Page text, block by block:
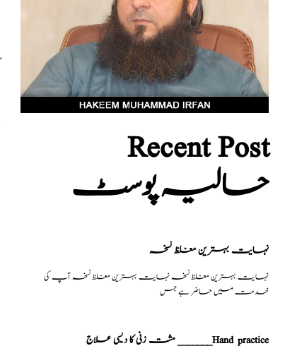
Recent Post
حالیہ پوسٹ
نہایت بہترین مغلظ نسخہ
نہایت بہترین مغلظ نسخہ نہایت بہترین مغلظ نسخہ آپ کی
خدمت میں حاضر ہے جس
مشت زنی کا دیسی علاج _______Hand practice